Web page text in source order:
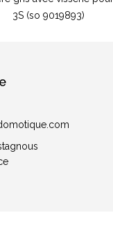
3S (so 9019893)